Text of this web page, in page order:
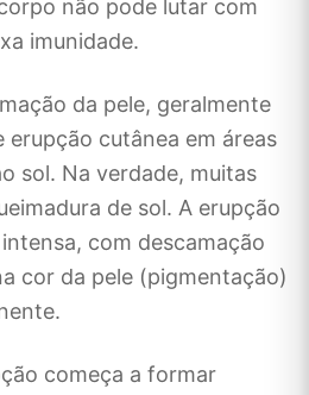
não pode lutar com
imunidade.
da pele, geralmente
erupção cutânea em áreas
sol. Na verdade, muitas
de sol. A erupção
com descamação
cor da pele (pigmentação)
começa a formar